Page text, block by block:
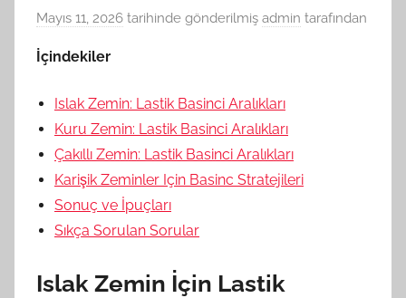
Mayıs 11, 2026 tarihinde gönderilmiş admin tarafından
İçindekiler
Islak Zemin: Lastik Basinci Aralıkları
Kuru Zemin: Lastik Basinci Aralıkları
Çakıllı Zemin: Lastik Basinci Aralıkları
Karişik Zeminler Için Basinc Stratejileri
Sonuç ve İpuçları
Sıkça Sorulan Sorular
Islak Zemin İçin Lastik